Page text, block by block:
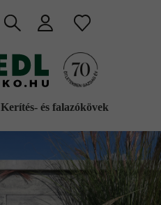
Kerítés- és falazókövek